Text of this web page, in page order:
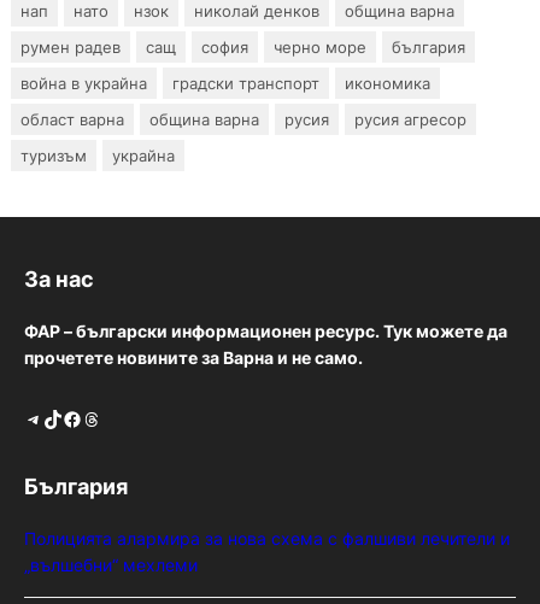
нап
нато нзок николай денков
община варна
румен радев
сащ софия черно море
българия
война в украйна
градски транспорт
икономика
област варна
община варна русия
русия агресор
туризъм
украйна
За нас
ФАР – български информационен ресурс. Тук можете да
прочетете новините за Варна и не само.
Telegram TikTok Facebook Threads
България
Полицията алармира за нова схема с фалшиви лечители и
„вълшебни“ мехлеми